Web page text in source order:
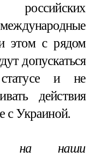
этом с рядом
допускаться
и не
действия
с Украиной.
на наши